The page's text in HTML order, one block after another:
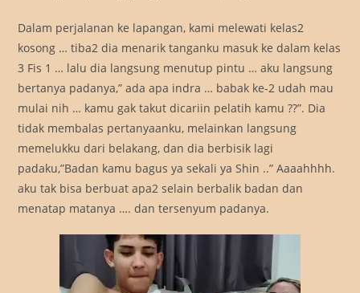
Dalam perjalanan ke lapangan, kami melewati kelas2
kosong … tiba2 dia menarik tanganku masuk ke dalam kelas
3 Fis 1 … lalu dia langsung menutup pintu … aku langsung
bertanya padanya,” ada apa indra … babak ke-2 udah mau
mulai nih … kamu gak takut dicariin pelatih kamu ??”. Dia
tidak membalas pertanyaanku, melainkan langsung
memelukku dari belakang, dan dia berbisik lagi
padaku,”Badan kamu bagus ya sekali ya Shin ..” Aaaahhhh.
aku tak bisa berbuat apa2 selain berbalik badan dan
menatap matanya …. dan tersenyum padanya.